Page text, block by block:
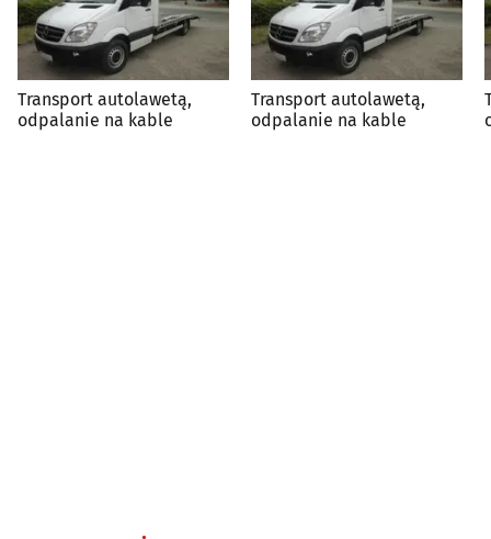
Transport autolawetą,
odpalanie na kable
Transport autolawetą,
odpalanie na kable